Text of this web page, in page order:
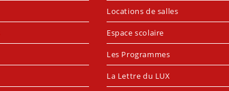
Locations de salles
Espace scolaire
Les Programmes
La Lettre du LUX